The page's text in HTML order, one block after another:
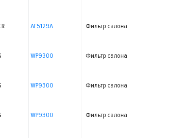
AF5129A Фильтр салона
WP9300 Фильтр салона
WP9300 Фильтр салона
WP9300 Фильтр салона